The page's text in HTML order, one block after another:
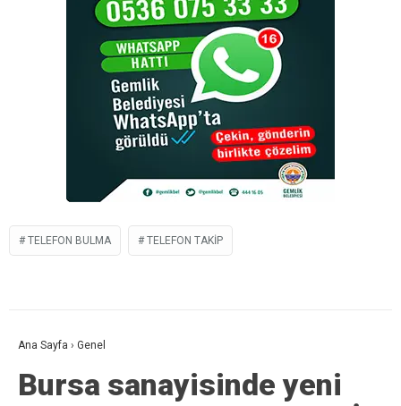
TELEFON BULMA TELEFON TAKIP
Ana Sayfa › Genel
Bursa sanayisinde yeni